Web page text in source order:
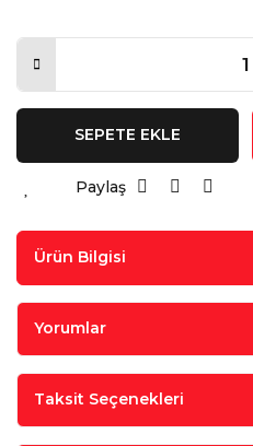
SEPETE EKLE
Paylaş
Ürün Bilgisi
Yorumlar
Taksit Seçenekleri